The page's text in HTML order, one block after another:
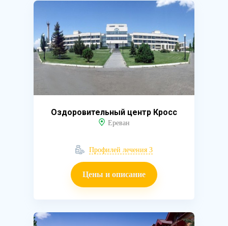
Оздоровительный центр Кросс
Ереван
Профилей лечения 3
Цены и описание